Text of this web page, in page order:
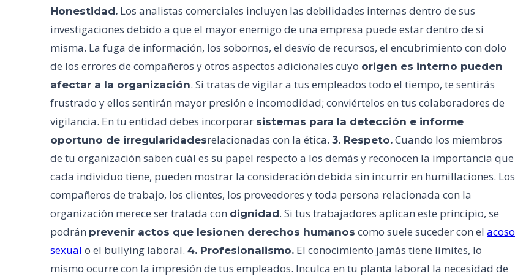
Honestidad. Los analistas comerciales incluyen las debilidades internas dentro de sus
investigaciones debido a que el mayor enemigo de una empresa puede estar dentro de sí
misma. La fuga de información, los sobornos, el desvío de recursos, el encubrimiento con dolo
de los errores de compañeros y otros aspectos adicionales cuyo origen es interno pueden
afectar a la organización. Si tratas de vigilar a tus empleados todo el tiempo, te sentirás
frustrado y ellos sentirán mayor presión e incomodidad; conviértelos en tus colaboradores de
vigilancia. En tu entidad debes incorporar sistemas para la detección e informe
oportuno de irregularidadesrelacionadas con la ética. 3. Respeto. Cuando los miembros
de tu organización saben cuál es su papel respecto a los demás y reconocen la importancia que
cada individuo tiene, pueden mostrar la consideración debida sin incurrir en humillaciones. Los
compañeros de trabajo, los clientes, los proveedores y toda persona relacionada con la
organización merece ser tratada con dignidad. Si tus trabajadores aplican este principio, se
podrán prevenir actos que lesionen derechos humanos como suele suceder con el acoso
sexual o el bullying laboral. 4. Profesionalismo. El conocimiento jamás tiene límites, lo
mismo ocurre con la impresión de tus empleados. Inculca en tu planta laboral la necesidad de